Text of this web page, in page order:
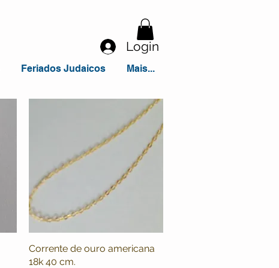
Feriados Judaicos Mais...
Login
Visualização rápida
Corrente de ouro americana
18k 40 cm.